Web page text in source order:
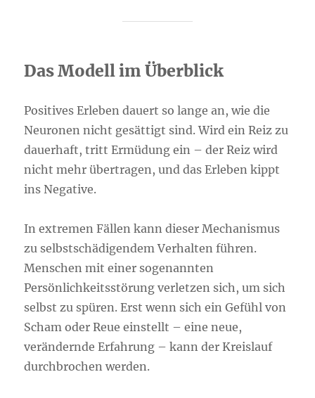
Das Modell im Überblick
Positives Erleben dauert so lange an, wie die
Neuronen nicht gesättigt sind. Wird ein Reiz zu
dauerhaft, tritt Ermüdung ein – der Reiz wird
nicht mehr übertragen, und das Erleben kippt
ins Negative.
In extremen Fällen kann dieser Mechanismus
zu selbstschädigendem Verhalten führen.
Menschen mit einer sogenannten
Persönlichkeitsstörung verletzen sich, um sich
selbst zu spüren. Erst wenn sich ein Gefühl von
Scham oder Reue einstellt – eine neue,
verändernde Erfahrung – kann der Kreislauf
durchbrochen werden.